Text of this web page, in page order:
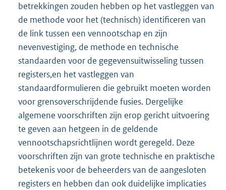
betrekkingen zouden hebben op het vastleggen van
de methode voor het (technisch) identificeren van
de link tussen een vennootschap en zijn
nevenvestiging, de methode en technische
standaarden voor de gegevensuitwisseling tussen
registers,en het vastleggen van
standaardformulieren die gebruikt moeten worden
voor grensoverschrijdende fusies. Dergelijke
algemene voorschriften zijn erop gericht uitvoering
te geven aan hetgeen in de geldende
vennootschapsrichtlijnen wordt geregeld. Deze
voorschriften zijn van grote technische en praktische
betekenis voor de beheerders van de aangesloten
registers en hebben dan ook duidelijke implicaties